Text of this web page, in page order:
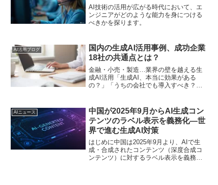
AI技術の活用が広がる時代において、エ
ンジニアがどのような能力を身につける
べきかを探ります。
AI活用ブログ
国内の生成AI活用事例、成功企業
18社の共通点とは？
金融・小売・製造…業界の壁を越える生
成AI活用「生成AI、本当に効果がある
の？」「うちの会社でも導入すべき？」
か。実は、国内の大手企業では既に生成
AIの実践的な活用が始...
AIニュース
中国が2025年9月からAI生成コン
テンツのラベル表示を義務化―世
界で進む生成AI対策
はじめに中国は2025年9月より、AIで生
成・合成されたコンテンツ（深度合成コ
ンテンツ）に対するラベル表示を義務化